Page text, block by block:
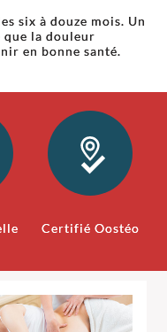
six à douze mois. Un
la douleur
en bonne santé.
Certifié Oostéo